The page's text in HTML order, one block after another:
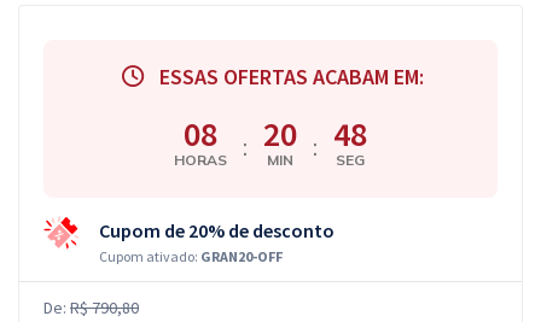
ESSAS OFERTAS ACABAM EM:
08
HORAS : 20
MIN : 47
SEG
Cupom de 20% de desconto
Cupom ativado: GRAN20-OFF
De: R$ 790,80